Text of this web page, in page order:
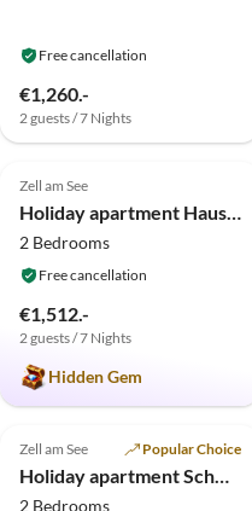
Free cancellation
€1,260.-
2 guests / 7 Nights
Top-Listing
5.0 (1)
Zell am See
2 Bedrooms
Free cancellation
€1,512.-
2 guests / 7 Nights
Hidden Gem
Top-Listing
Zell am See Popular Choice
2 Bedrooms